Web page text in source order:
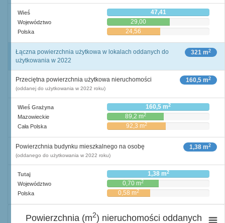
Wieś 47,41
Województwo 29,00
Polska 24,56
321 m2
Łączna powierzchnia użytkowa w lokalach oddanych do
użytkowania w 2022
160,5 m2
Przeciętna powierzchnia użytkowa nieruchomości
(oddanej do użytkowania w 2022 roku)
Wieś Grażyna 160,5 m2
Mazowieckie 89,2 m2
Cała Polska 92,3 m2
1,38 m2
Powierzchnia budynku mieszkalnego na osobę
(oddanego do użytkowania w 2022 roku)
Tutaj 1,38 m2
Województwo 0,70 m2
Polska 0,58 m2
Powierzchnia (m2) nieruchomości oddanych